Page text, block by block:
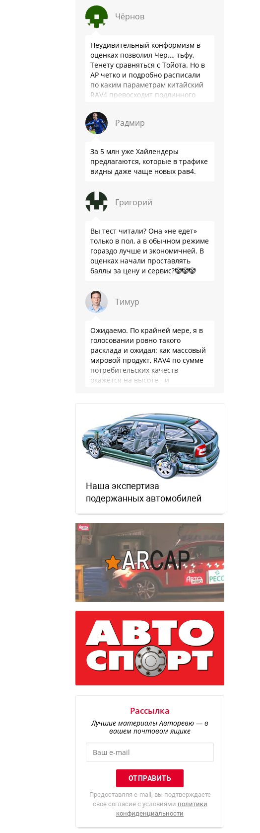
Чёрнов
Неудивительный конформизм в
оценках позволил Чер…, тьфу,
Тенету сравняться с Тойота. Но в
АР четко и подробно расписали
по каким параметрам китайский
RAV4 превосходит подлинного
подвеска едет ровно и приятно …
Радмир
За 5 млн уже Хайлендеры
предлагаются, которые в трафике
видны даже чаще новых рав4.
Григорий
Вы тест читали? Она «не едет»
только в пол, а в обычном режиме
гораздо лучше и экономичней. В
оценках начали проставлять
баллы за цену и сервис?🤡🤡🤡
Тимур
Ожидаемо. По крайней мере, я в
голосовании ровно такого
расклада и ожидал: как массовый
мировой продукт, RAV4 по сумме
потребительских качеств
окажется на высоте - и
Наша экспертиза
подержанных автомобилей
Рассылка
Лучшие материалы Авторевю — в
вашем почтовом ящике
Предоставляя e-mail, вы подтверждаете
свое согласие с условиями политики
конфиденциальности